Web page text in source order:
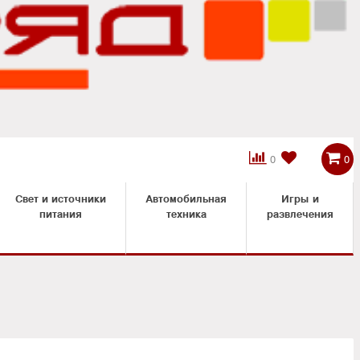
0

 0
Свет и источники
питания
Автомобильная
техника
Игры и
развлечения